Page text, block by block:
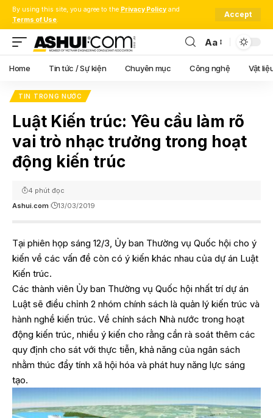
By using this site, you agree to the Privacy Policy and
Terms of Use.
Accept
Font
Resizer
Aa
Home Tin tức / Sự kiện Chuyên mục Công nghệ Vật
TIN TRONG NƯỚC
Luật Kiến trúc: Yêu cầu làm rõ
vai trò nhạc trưởng trong hoạt
động kiến trúc
Ashui.com 13/03/2019
4 phút đọc
Tại phiên họp sáng 12/3, Ủy ban Thường vụ Quốc hội cho ý
kiến về các vấn đề còn có ý kiến khác nhau của dự án Luật
Kiến trúc.
Các thành viên Ủy ban Thường vụ Quốc hội nhất trí dự án
Luật sẽ điều chỉnh 2 nhóm chính sách là quản lý kiến trúc và
hành nghề kiến trúc. Về chính sách Nhà nước trong hoạt
động kiến trúc, nhiều ý kiến cho rằng cần rà soát thêm các
quy định cho sát với thực tiễn, khả năng của ngân sách
nhằm thúc đẩy tính xã hội hóa và phát huy năng lực sáng
tạo.